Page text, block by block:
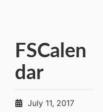
FSCalen
dar
July 11, 2017